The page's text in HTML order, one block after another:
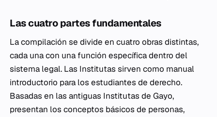
Las cuatro partes fundamentales
La compilación se divide en cuatro obras distintas,
cada una con una función específica dentro del
sistema legal. Las Institutas sirven como manual
introductorio para los estudiantes de derecho.
Basadas en las antiguas Institutas de Gayo,
presentan los conceptos básicos de personas,